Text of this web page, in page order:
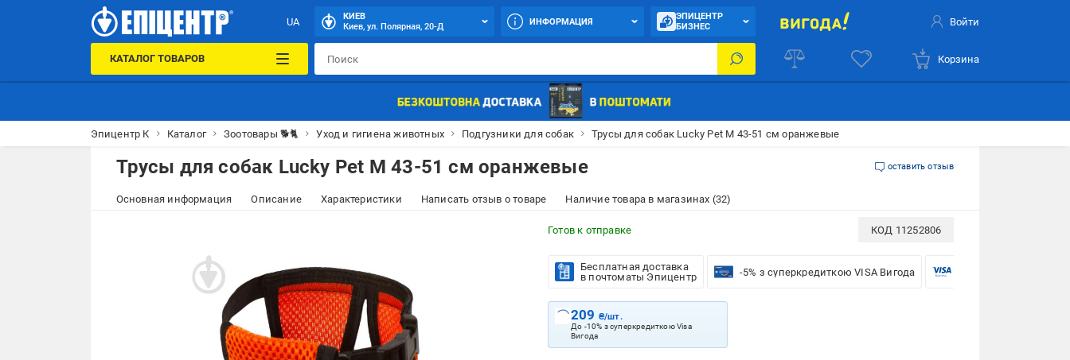
UA
КИЕВ
Киев, ул. Полярная, 20-Д
ИНФОРМАЦИЯ
ЭПИЦЕНТР
БИЗНЕС
Войти
КАТАЛОГ ТОВАРОВ Корзина
Эпицентр К Каталог Зоотовары 🐕🐈 Уход и гигиена животных Подгузники для собак Трусы для собак Lucky Pet М 43-51 см оранжевые
Трусы для собак Lucky Pet М 43-51 см оранжевые оставить отзыв
Основная информация Описание Характеристики Написать отзыв о товаре Наличие товара в магазинах (32)
Готов к отправке КОД 11252806
Бесплатная доставка
в почтоматы Эпицентр
-5% з суперкредиткою VISA Вигода
209 ₴/шт.
До -10% з суперкредиткою Visa
Вигода